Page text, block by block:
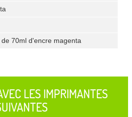
de 70ml d'encre magenta
LES IMPRIMANTES